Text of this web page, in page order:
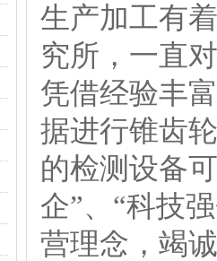
生产加工有
究所，一直
凭借经验丰
据进行锥齿
的检测设备
企”、“科技
营理念，竭